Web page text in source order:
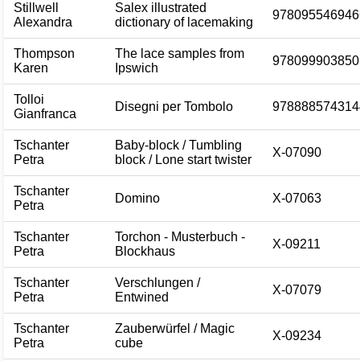
Stillwell
Alexandra
Salex illustrated
dictionary of lacemaking
Thompson
Karen
The lace samples from
Ipswich
Tolloi
Gianfranca
Disegni per Tombolo
Tschanter
Petra
Baby-block / Tumbling
block / Lone start twister
X-07090
Tschanter
Petra
Domino X-07063
Tschanter
Petra
Torchon - Musterbuch -
Blockhaus
X-09211
Tschanter
Petra
Verschlungen /
Entwined
X-07079
Tschanter
Petra
Zauberwürfel / Magic
cube
X-09234